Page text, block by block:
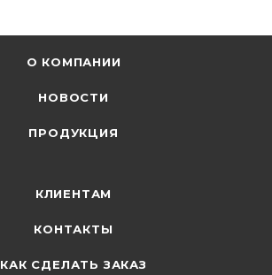
О КОМПАНИИ
НОВОСТИ
ПРОДУКЦИЯ
КЛИЕНТАМ
КОНТАКТЫ
КАК СДЕЛАТЬ ЗАКАЗ